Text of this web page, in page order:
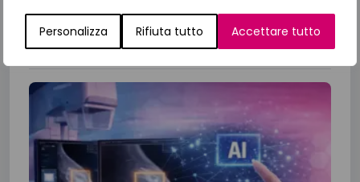
Personalizza Rifiuta tutto Accettare tutto
23 Giugno 2026